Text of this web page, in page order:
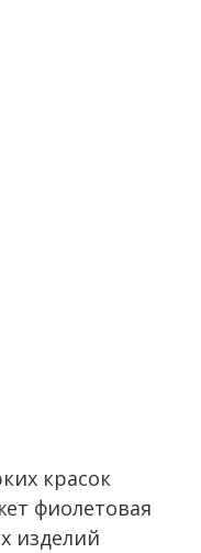
красок
фиолетовая
изделий